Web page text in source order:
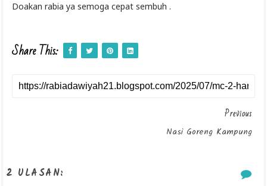
Doakan rabia ya semoga cepat sembuh .
Share This:
Previous
Nasi Goreng Kampung
2 ULASAN: